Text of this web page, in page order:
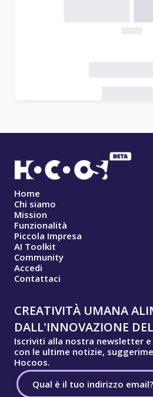
Home
Chi siamo
Mission
Funzionalità
Piccola Impresa
AI Toolkit
Community
Accedi
Contattaci
CREATIVITÀ UMANA
DALL'INNOVAZIONE
Iscriviti alla nostra newsletter
con le ultime notizie,
Hocoos.